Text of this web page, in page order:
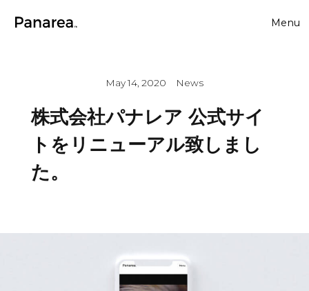
Menu
May 14, 2020 News
株式会社パナレア 公式サイ
トをリニューアル致しまし
た。